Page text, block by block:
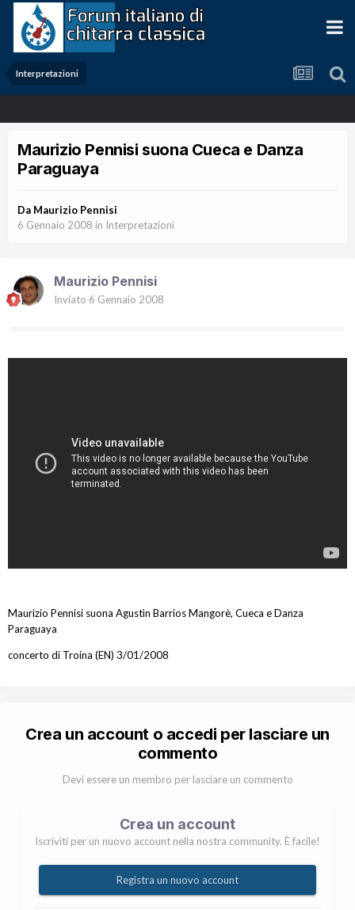
Interpretazioni
Maurizio Pennisi suona Cueca e Danza
Paraguaya
Da Maurizio Pennisi
6 Gennaio 2008 in Interpretazioni
Maurizio Pennisi
Inviato 6 Gennaio 2008
Maurizio Pennisi suona Agustìn Barrios Mangorè, Cueca e Danza
Paraguaya
concerto di Troina (EN) 3/01/2008
Crea un account o accedi per lasciare un
commento
Devi essere un membro per lasciare un commento
Crea un account
Iscriviti per un nuovo account nella nostra community. È facile!
Registra un nuovo account